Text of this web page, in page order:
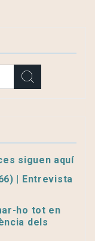
siguen aquí
| Entrevista
ho tot en
dels